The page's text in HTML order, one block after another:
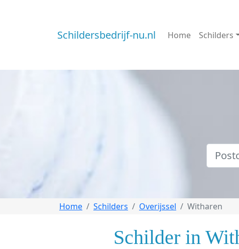
Schildersbedrijf-nu.nl Home Schilders
Home Schilders Overijssel Witharen
Schilder in